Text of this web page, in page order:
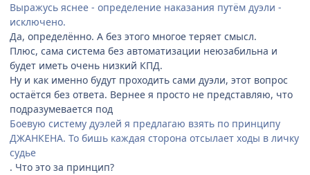
Выражусь яснее - определение наказания путём дуэли -
исключено.
Да, определённо. А без этого многое теряет смысл.
Плюс, сама система без автоматизации неюзабильна и
будет иметь очень низкий КПД.
Ну и как именно будут проходить сами дуэли, этот вопрос
остаётся без ответа. Вернее я просто не представляю, что
подразумевается под
Боевую систему дуэлей я предлагаю взять по принципу
ДЖАНКЕНА. То бишь каждая сторона отсылает ходы в личку
судье
. Что это за принцип?